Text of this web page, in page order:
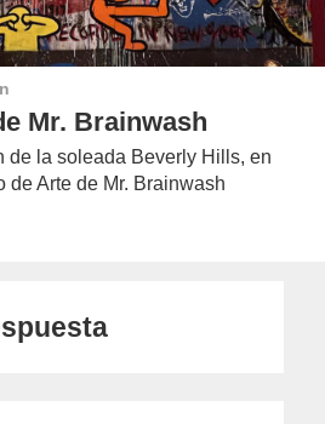
Mr. Brainwash
de la soleada Beverly Hills, en
de Arte de Mr. Brainwash